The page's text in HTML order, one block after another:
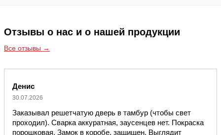
Отзывы о нас и о нашей продукции
Все отзывы →
Денис
30.07.2026
Заказывал решетчатую дверь в тамбур (чтобы свет
проходил). Сварка аккуратная, заусенцев нет. Покраска
порошковая. Замок в коробе, защищен. Выглядит